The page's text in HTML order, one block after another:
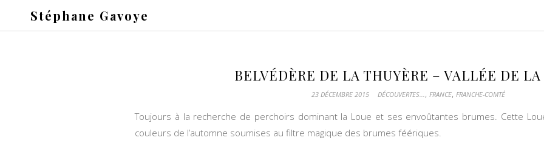
Stéphane Gavoye
BELVÉDÈRE DE LA THUYÈRE – VALLÉE DE
23 DÉCEMBRE 2015 DÉCOUVERTES..., FRANCE, FRANCHE-COMTÉ
Toujours à la recherche de perchoirs dominant la Loue et ses envoûtantes brumes. Cette
couleurs de l’automne soumises au filtre magique des brumes féériques.